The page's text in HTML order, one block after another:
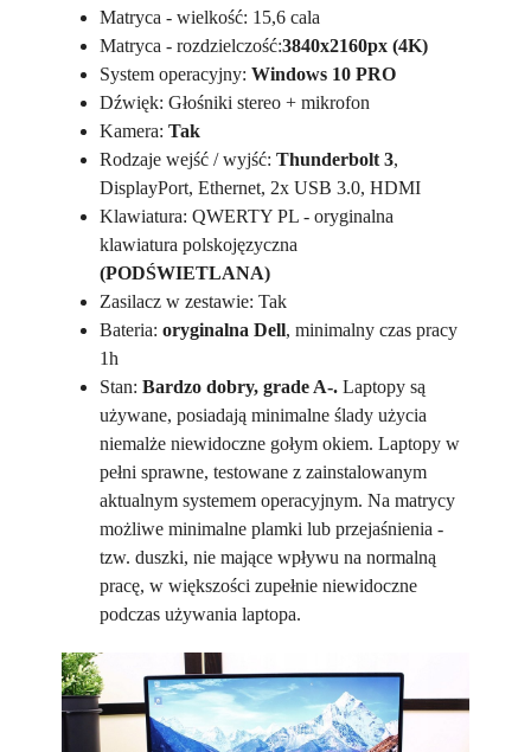
Matryca - wielkość: 15,6 cala
Matryca - rozdzielczość:3840x2160px (4K)
System operacyjny: Windows 10 PRO
Dźwięk: Głośniki stereo + mikrofon
Kamera: Tak
Rodzaje wejść / wyjść: Thunderbolt 3,
DisplayPort, Ethernet, 2x USB 3.0, HDMI
Klawiatura: QWERTY PL - oryginalna
klawiatura polskojęzyczna
(PODŚWIETLANA)
Zasilacz w zestawie: Tak
Bateria: oryginalna Dell, minimalny czas pracy
1h
Stan: Bardzo dobry, grade A-. Laptopy są
używane, posiadają minimalne ślady użycia
niemalże niewidoczne gołym okiem. Laptopy w
pełni sprawne, testowane z zainstalowanym
aktualnym systemem operacyjnym. Na matrycy
możliwe minimalne plamki lub przejaśnienia -
tzw. duszki, nie mające wpływu na normalną
pracę, w większości zupełnie niewidoczne
podczas używania laptopa.